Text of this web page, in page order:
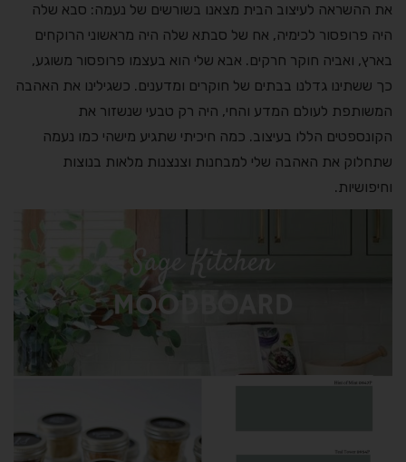
את ההשראה לעיצוב הבית מצאנו בשורשים של נעמה: סבא שלה
היה פרופסור לכימיה, אח של סבתא שלה היה מראשוני הרוקחים
בארץ, ואביה חוקר חרקים. אבא שלי הוא בעצמו פרופסור משוגע,
כך ששתינו גדלנו בבתים של חוקרים ומדענים. כשגילינו את האהבה
המשותפת לעולם המדע והחי, היה רק טבעי שנשזור את
הקונספטים הללו בעיצוב. כמה חיכיתי שתגיע מישהי כמו נעמה
שתחלוק את האהבה שלי למבחנות וצנצנות מלאות בנוצות
וחיפושיות.